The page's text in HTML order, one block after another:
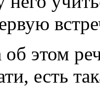
этом
есть